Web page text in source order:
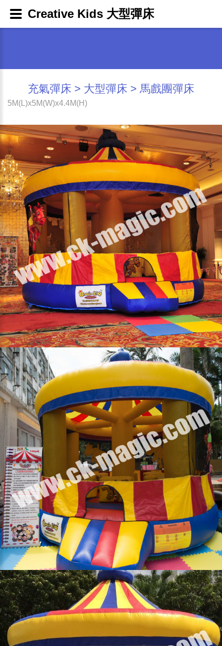
充氣彈床 > 大型彈床 > 馬戲團彈床
5M(L)x5M(W)x4.4M(H)
Creative Kids 大型彈床